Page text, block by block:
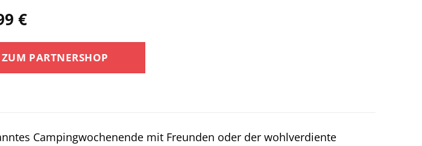
€
ZUM PARTNERSHOP
Campingwochenende mit Freunden oder der wohlverdiente